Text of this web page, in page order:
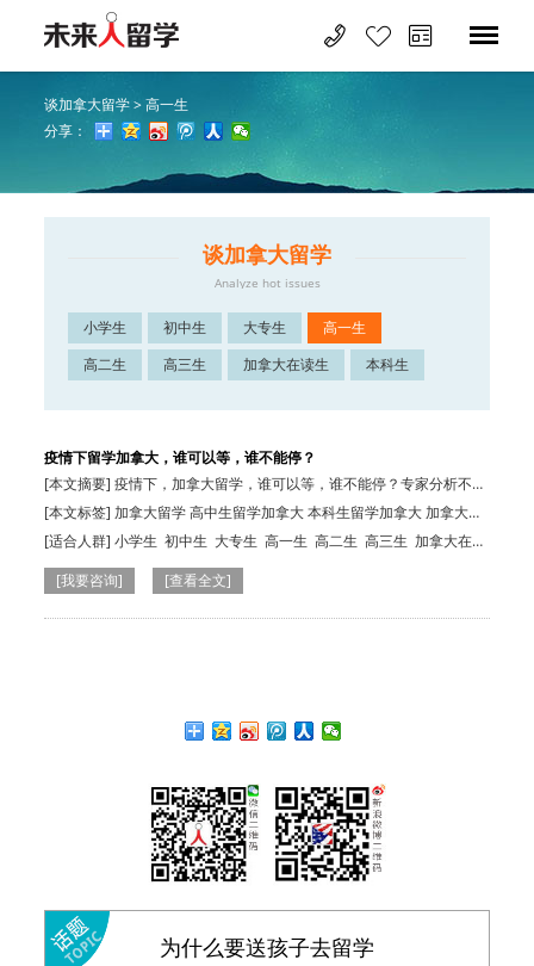
谈加拿大留学>高一生
分享：
谈加拿大留学
Analyze hot issues
小学生 初中生 大专生
高一生
高二生
高三生 加拿大在读生 本科生
疫情下留学加拿大，谁可以等，谁不能停？
[本文摘要] 疫情下，加拿大留学，谁可以等，谁不能停？专家分析不同
人群的应对…
[本文标签] 加拿大留学 高中生留学加拿大 本科生留学加拿大 加拿大硕
士申请 加拿大留学移民
[适合人群] 小学生 初中生 大专生 高一生 高二生 高三生 加拿大在读
生 本科生 小学生 初中生 本科生
[我要咨询] [查看全文]
为什么要送孩子去留学